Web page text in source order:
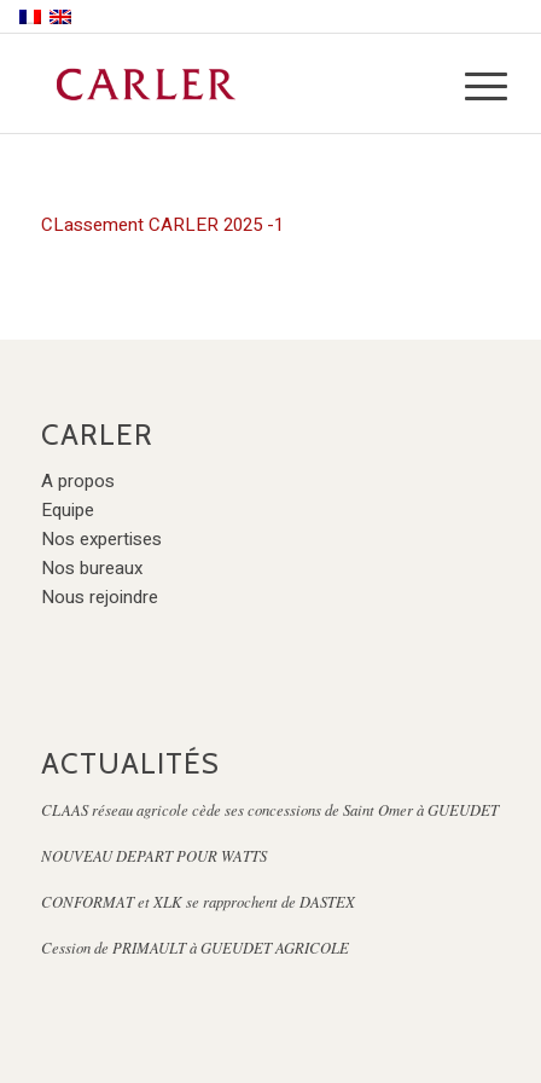
CLassement CARLER 2025 -1
CARLER
A propos
Equipe
Nos expertises
Nos bureaux
Nous rejoindre
ACTUALITÉS
CLAAS réseau agricole cède ses concessions de Saint Omer à GUEUDET
NOUVEAU DEPART POUR WATTS
CONFORMAT et XLK se rapprochent de DASTEX
Cession de PRIMAULT à GUEUDET AGRICOLE